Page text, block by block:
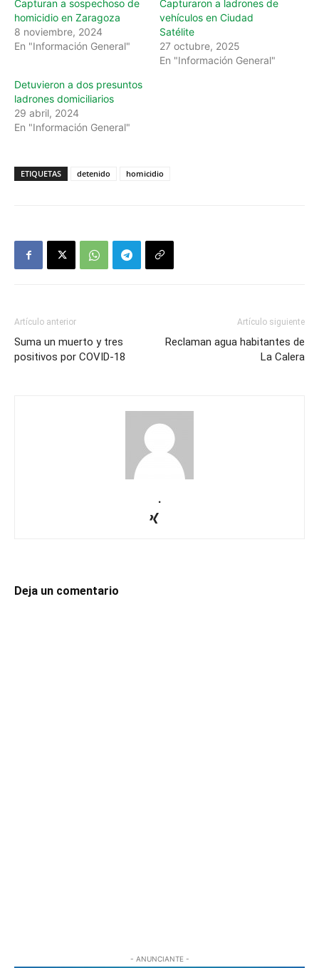
Capturan a sospechoso de
homicidio en Zaragoza
8 noviembre, 2024
En "Información General"
Capturaron a ladrones de
vehículos en Ciudad
Satélite
27 octubre, 2025
En "Información General"
Detuvieron a dos presuntos
ladrones domiciliarios
29 abril, 2024
En "Información General"
ETIQUETAS detenido homicidio
Artículo anterior
Suma un muerto y tres
positivos por COVID-18
Artículo siguiente
Reclaman agua habitantes de
La Calera
.
Deja un comentario
- ANUNCIANTE -